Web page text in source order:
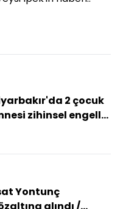
2 çocuk
zihinsel engelli
Yontunç